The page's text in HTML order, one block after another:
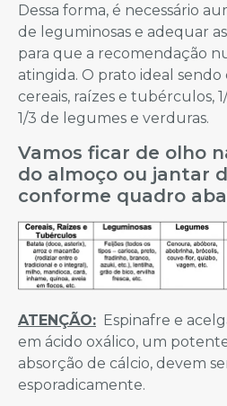
Dessa forma, é necessário
de leguminosas e adequar
para que a recomendação
atingida. O prato ideal
cereais, raízes e tubérculos,
1/3 de legumes e verduras.
Vamos ficar de olho
do almoço ou jantar
conforme quadro
ATENÇÃO: Espinafre e
em ácido oxálico, um
absorção de cálcio, devem
esporadicamente.